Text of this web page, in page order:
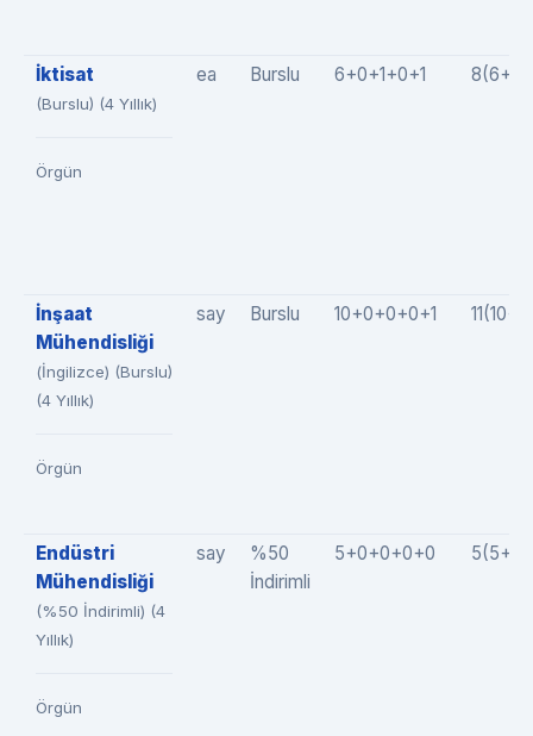
İktisat
(Burslu) (4 Yıllık)
Örgün
ea Burslu 6+0+1+0+1
İnşaat
Mühendisliği
(İngilizce) (Burslu)
(4 Yıllık)
Örgün
say Burslu 10+0+0+0+1
Endüstri
Mühendisliği
(%50 İndirimli) (4
Yıllık)
Örgün
say
%50
İndirimli
5+0+0+0+0